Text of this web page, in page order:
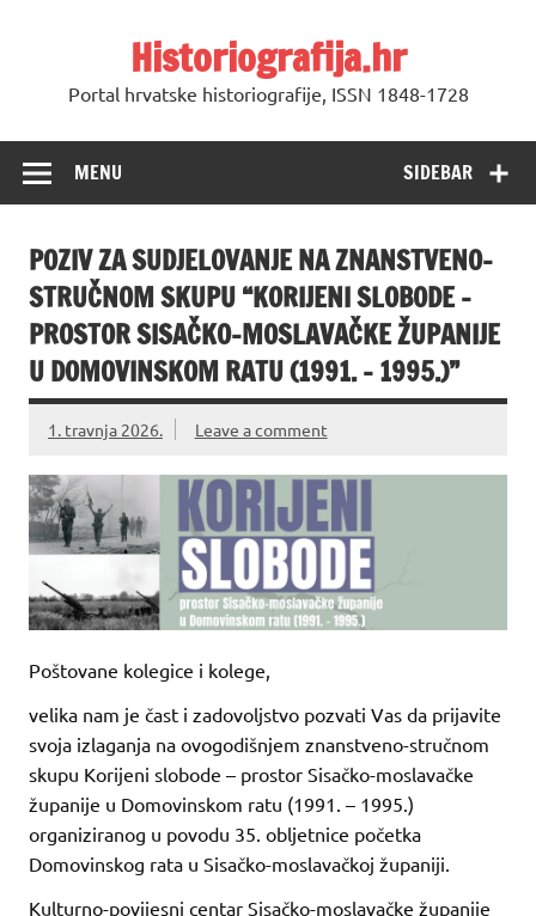
Historiografija.hr
Portal hrvatske historiografije, ISSN 1848-1728
SIDEBAR
MENU
POZIV ZA SUDJELOVANJE NA ZNANSTVENO-
STRUČNOM SKUPU “KORIJENI SLOBODE –
PROSTOR SISAČKO-MOSLAVAČKE ŽUPANIJE
U DOMOVINSKOM RATU (1991. – 1995.)”
1. travnja 2026. Leave a comment
Poštovane kolegice i kolege,
velika nam je čast i zadovoljstvo pozvati Vas da prijavite
svoja izlaganja na ovogodišnjem znanstveno-stručnom
skupu Korijeni slobode – prostor Sisačko-moslavačke
županije u Domovinskom ratu (1991. – 1995.)
organiziranog u povodu 35. obljetnice početka
Domovinskog rata u Sisačko-moslavačkoj županiji.
Kulturno-povijesni centar Sisačko-moslavačke županije